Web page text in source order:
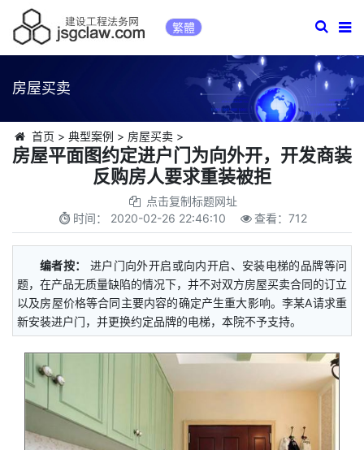
繁體
房屋买卖
首页 > 典型案例 > 房屋买卖>
房屋平面图约定进户门为向外开，开发商装
反购房人要求重装被拒
点击复制标题网址
时间： 2020-02-26 22:46:10 查看：712
编者按：
进户门向外开启或向内开启、安装电梯的品牌等问
题，在产品无质量缺陷的情况下，并不对双方房屋买卖合同的订立
以及房屋价格等合同主要内容的确定产生重大影响。李某A请求重
新安装进户门，并更换约定品牌的电梯，本院不予支持。